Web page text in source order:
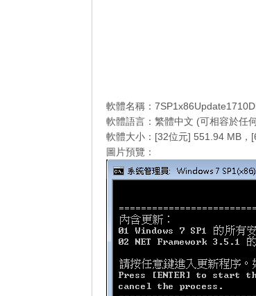
軟體名稱：
軟體語言：繁體中文 (可相容於任
軟體大小：[32位元] 551.94 MB，
圖片預覽：